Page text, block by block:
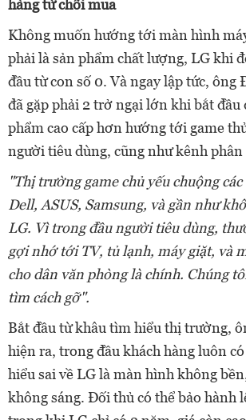
hàng từ chối mua
Không muốn hướng tới màn hình
phải là sản phẩm chất lượng, LG khi
đầu từ con số 0. Và ngay lập tức, ông
đã gặp phải 2 trở ngại lớn khi bắt đầu
phẩm cao cấp hơn hướng tới game
người tiêu dùng, cũng như kênh phân
"Thị trường game chủ yếu chuộng
Dell, ASUS, Samsung, và gần như
LG. Vì trong đầu người tiêu dùng,
gợi nhớ tới TV, tủ lạnh, máy giặt, và
cho dân văn phòng là chính. Chúng
tìm cách gỡ".
Bắt đầu từ khâu tìm hiểu thị trường,
hiện ra, trong đầu khách hàng luôn
hiểu sai về LG là màn hình không
không sáng. Đối thủ có thể bảo hành